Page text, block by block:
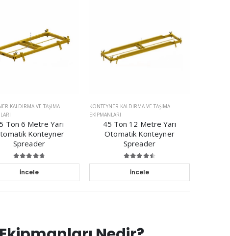
KALDIRMA VE TAŞIMA
Ton 6 Metre Yarı
Konteyner
Spreader
İncele
KONTEYNER KALDIRMA VE TAŞIMA
EKIPMANLARI
45 Ton 12 Metre Yarı
Otomatik Konteyner
Spreader
İncele